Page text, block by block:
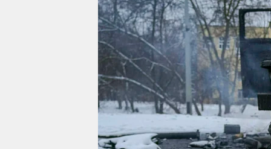
nord
wahrheit
verlag
verlag
veranstaltungen
shop